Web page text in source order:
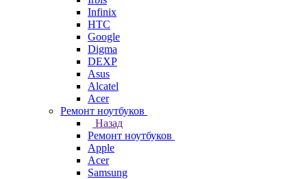
Infinix
HTC
Google
Digma
DEXP
Asus
Alcatel
Acer
Ремонт ноутбуков
Назад
Ремонт ноутбуков
Apple
Acer
Samsung